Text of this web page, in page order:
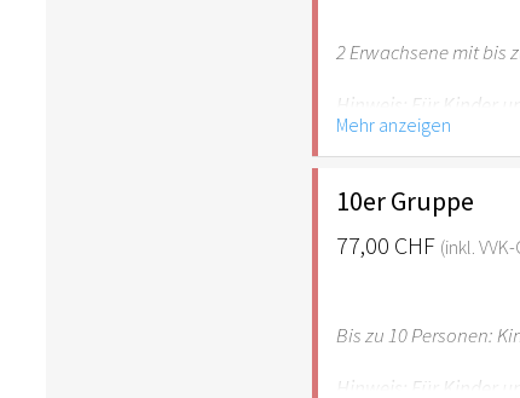
2 Erwachsene mit bis
Hinweis: Für Kinder
empfehlenswert.
Mehr anzeigen
10er Gruppe
77,00 CHF (inkl.
Bis zu 10 Personen:
Hinweis: Für Kinder